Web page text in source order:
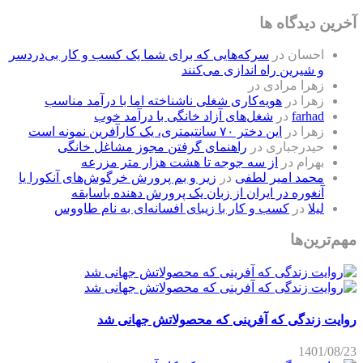
آخرین دیدگاه ها
احسان در سرکه‌هایی که برای شما یک کسب و کار بی‌دردسر
و شیرین راه اندازی می‌کنند
زهرا مرادی در
زهرا
در هویه‌کاری شغلی ناشناخته اما با درآمد مناسب
farhad در شغل‌های آزاد خانگی با درآمد خوب
زهرا
در
این دختر ۷۰ سانتیمتری، یک کارآفرین نمونه است
حیدرجباری در راهنمای گرفتن مجوز مشاغل خانگی
بهرام در
از سه جوجه تا هشت هزار متر مزرعه
محمد امیر لطفی در زیر و بم پرورش خرگوش‌های آنکورا یا
آنغوره در ایران از زبان یک پرورش دهنده باسابقه
لیلا در کسب و کار با زیبای افسانه‌ای به نام طاووس
مهم‌ترین‌ها
روایت زندگی که آفرینی که محصولاتش جهانی شد
1401/08/23